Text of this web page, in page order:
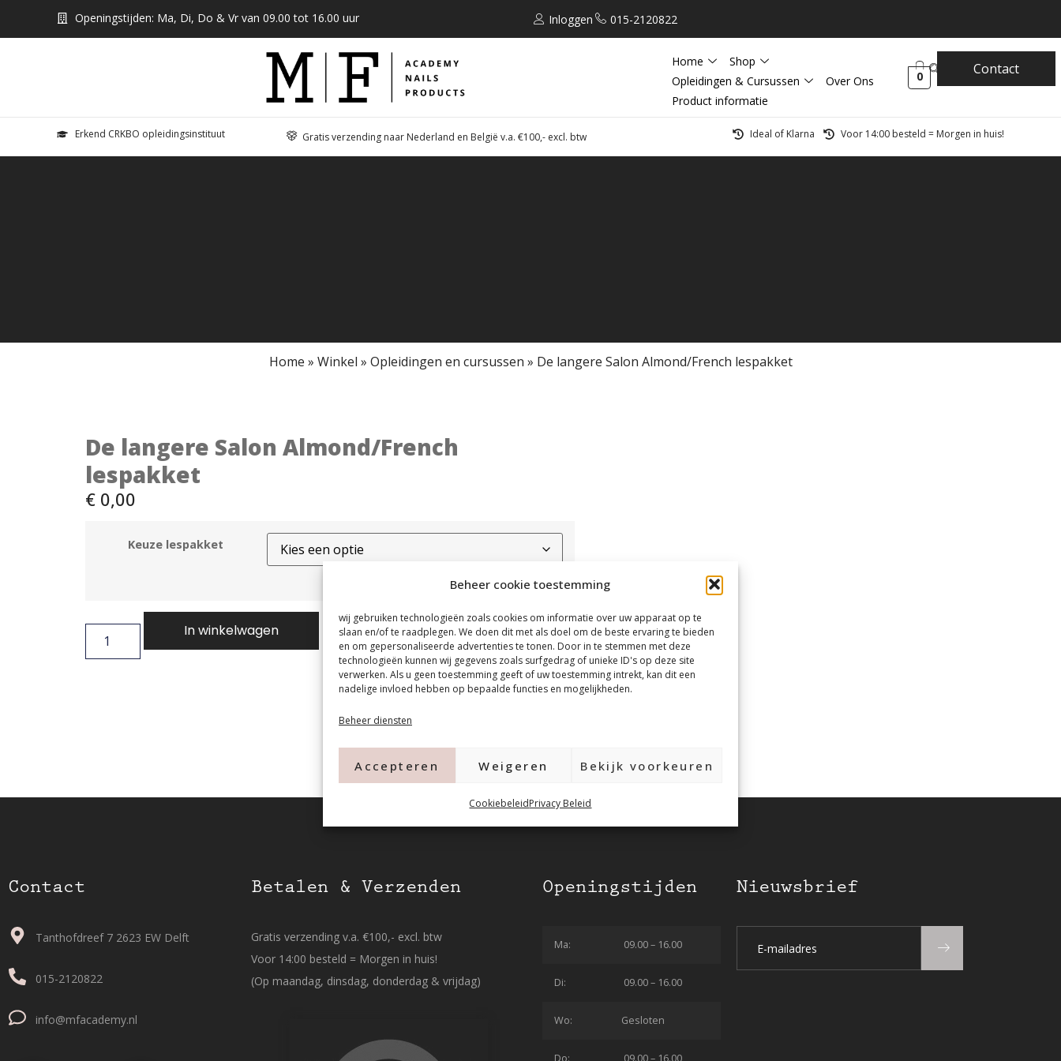
Beheer cookie toestemming
wij gebruiken technologieën zoals cookies om informatie over uw apparaat op te
slaan en/of te raadplegen. We doen dit met als doel om de beste ervaring te bieden
en om gepersonaliseerde advertenties te tonen. Door in te stemmen met deze
technologieën kunnen wij gegevens zoals surfgedrag of unieke ID's op deze site
verwerken. Als u geen toestemming geeft of uw toestemming intrekt, kan dit een
nadelige invloed hebben op bepaalde functies en mogelijkheden.
Beheer diensten
Accepteren Weigeren Bekijk voorkeuren
CookiebeleidPrivacy Beleid
Openingstijden: Ma, Di, Do & Vr van 09.00 tot 16.00 uur Inloggen 015-2120822
Home
Shop
Opleidingen & Cursussen
Over Ons
Product informatie
0 Contact
Erkend CRKBO opleidingsinstituut Gratis verzending naar Nederland en België v.a. €100,- excl. btw Ideal of Klarna Voor 14:00 besteld = Morgen in huis!
Home » Winkel » Opleidingen en cursussen » De langere Salon Almond/French lespakket
De langere Salon Almond/French
lespakket
€0,00
Keuze lespakket
In winkelwagen
Contact
Tanthofdreef 7 2623 EW Delft
015-2120822
info@mfacademy.nl
Betalen & Verzenden
Gratis verzending v.a. €100,- excl. btw
Voor 14:00 besteld = Morgen in huis!
(Op maandag, dinsdag, donderdag & vrijdag)
Openingstijden
Ma: 09.00 – 16.00
Di: 09.00 – 16.00
Wo: Gesloten
Do: 09.00 – 16.00
Nieuwsbrief